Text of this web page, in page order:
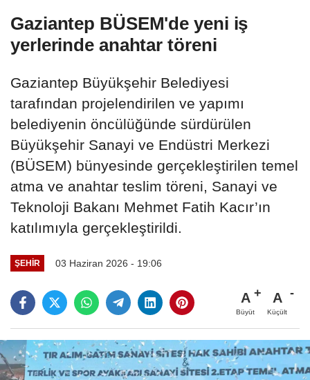
Gaziantep BÜSEM'de yeni iş
yerlerinde anahtar töreni
Gaziantep Büyükşehir Belediyesi
tarafından projelendirilen ve yapımı
belediyenin öncülüğünde sürdürülen
Büyükşehir Sanayi ve Endüstri Merkezi
(BÜSEM) bünyesinde gerçekleştirilen temel
atma ve anahtar teslim töreni, Sanayi ve
Teknoloji Bakanı Mehmet Fatih Kacır’ın
katılımıyla gerçekleştirildi.
ŞEHIR 03 Haziran 2026 - 19:06
A
Büyüt
A
Küçült